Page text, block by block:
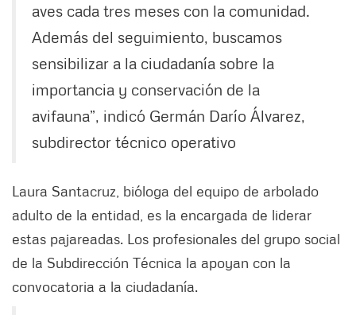
aves cada tres meses con la comunidad.
Además del seguimiento, buscamos
sensibilizar a la ciudadanía sobre la
importancia y conservación de la
avifauna”, indicó Germán Darío Álvarez,
subdirector técnico operativo
Laura Santacruz, bióloga del equipo de arbolado
adulto de la entidad, es la encargada de liderar
estas pajareadas. Los profesionales del grupo social
de la Subdirección Técnica la apoyan con la
convocatoria a la ciudadanía.